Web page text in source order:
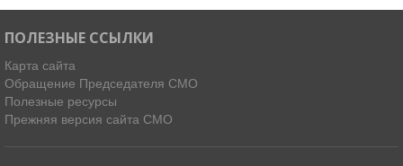
ПОЛЕЗНЫЕ ССЫЛКИ
Карта сайта
Обращение Председателя СМО
Полезные ресурсы
Прежняя версия сайта СМО